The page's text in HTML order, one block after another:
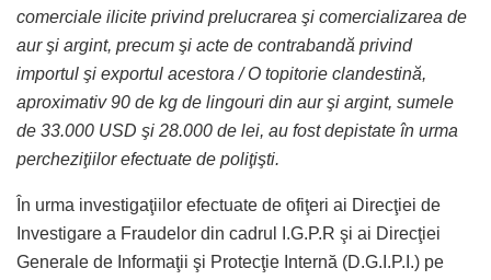
comerciale ilicite privind prelucrarea şi comercializarea de
aur şi argint, precum şi acte de contrabandă privind
importul şi exportul acestora / O topitorie clandestină,
aproximativ 90 de kg de lingouri din aur şi argint, sumele
de 33.000 USD şi 28.000 de lei, au fost depistate în urma
percheziţiilor efectuate de poliţişti.
În urma investigaţiilor efectuate de ofiţeri ai Direcţiei de
Investigare a Fraudelor din cadrul I.G.P.R şi ai Direcţiei
Generale de Informaţii şi Protecţie Internă (D.G.I.P.I.) pe